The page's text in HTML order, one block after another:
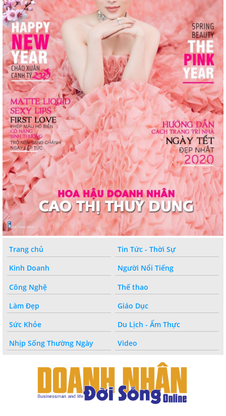
Trang chủ
Tin Tức - Thời Sự
Kinh Doanh
Người Nổi Tiếng
Công Nghệ
Thế thao
Làm Đẹp
Giáo Dục
Sức Khỏe
Du Lịch - Ẩm Thực
Nhịp Sống Thường Ngày
Video